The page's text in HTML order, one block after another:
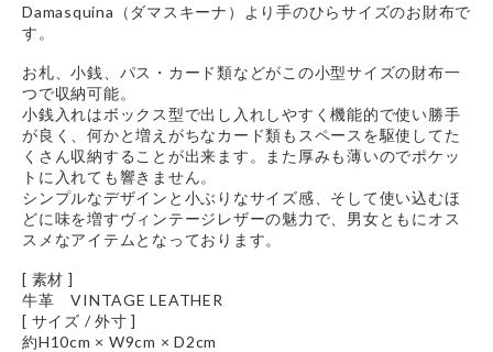
Damasquina（ダマスキーナ）より手のひらサイズのお財布で
す。
お札、小銭、パス・カード類などがこの小型サイズの財布一
つで収納可能。
小銭入れはボックス型で出し入れしやすく機能的で使い勝手
が良く、何かと増えがちなカード類もスペースを駆使してた
くさん収納することが出来ます。また厚みも薄いのでポケッ
トに入れても響きません。
シンプルなデザインと小ぶりなサイズ感、そして使い込むほ
どに味を増すヴィンテージレザーの魅力で、男女ともにオス
スメなアイテムとなっております。
[ 素材 ]
牛革 VINTAGE LEATHER
[ サイズ / 外寸 ]
約H10cm × W9cm × D2cm